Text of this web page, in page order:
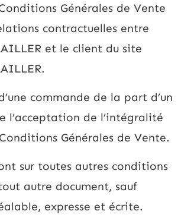
Générales de Vente
contractuelles entre
et le client du site
commande de la part d’un
l’acceptation de l’intégralité
Générales de Vente.
sur toutes autres conditions
autre document, sauf
expresse et écrite.